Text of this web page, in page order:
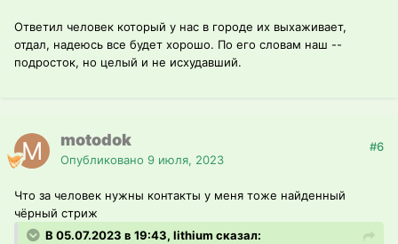
Ответил человек который у нас в городе их выхаживает,
отдал, надеюсь все будет хорошо. По его словам наш --
подросток, но целый и не исхудавший.
motodok
Опубликовано 9 июля, 2023
#6
Что за человек нужны контакты у меня тоже найденный
чёрный стриж
В 05.07.2023 в 19:43, lithium сказал: